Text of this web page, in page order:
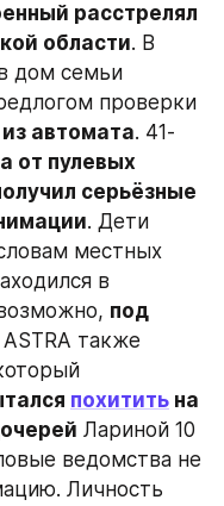
расстрелял
области. В
дом семьи
проверки
автомата. 41-
от пулевых
серьёзные
. Дети
местных
в
под
ASTRA также
похитить на
Лариной 10
ведомства не
Личность